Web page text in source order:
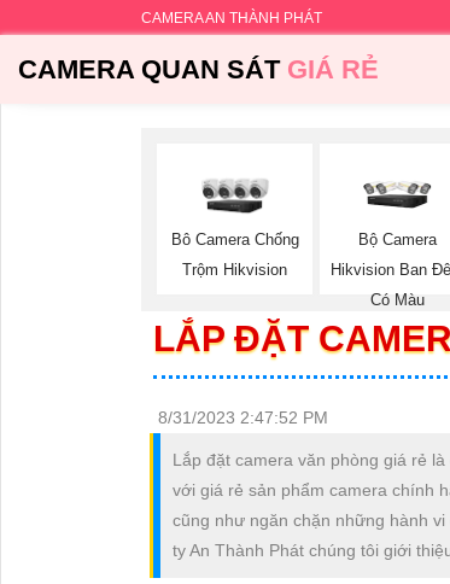
CAMERA AN THÀNH PHÁT
CAMERA QUAN SÁTGIÁ RẺ
Bô Camera Chống
Trộm Hikvision
Bộ Camera
Hikvision Ban
Có Màu
LẮP ĐẶT
8/31/2023 2:47:52 PM
Lắp đặt camera văn phòng giá rẻ
với giá rẻ sản phẩm camera chính
cũng như ngăn chặn những hành
ty An Thành Phát chúng tôi giới